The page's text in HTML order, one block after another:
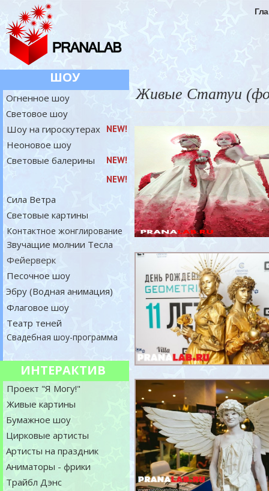
ШОУ
NEW!
NEW!
ИНТЕРАКТИВ
NEW!
Огненное шоу
Световое шоу
Песочное шоу
Фейерверк
Контактное жонглирование
Проект "Я Могу!"
Живые картины
Бумажное шоу
Цирковые артисты
Артисты на праздник
Трайбл Дэнс
Аниматоры - фрики
Световые картины
Сила Ветра
Звучащие молнии Тесла
Неоновое шоу
Флаговое шоу
Эбру (Водная анимация)
Театр теней
Свадебная шоу-программа
Световые балерины
Шоу на гироскутерах
Живые Статуи